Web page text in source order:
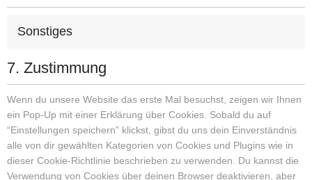
Sonstiges
7. Zustimmung
Wenn du unsere Website das erste Mal besuchst, zeigen wir Ihnen
ein Pop-Up mit einer Erklärung über Cookies. Sobald du auf
“Einstellungen speichern” klickst, gibst du uns dein Einverständnis
alle von dir gewählten Kategorien von Cookies und Plugins wie in
dieser Cookie-Richtlinie beschrieben zu verwenden. Du kannst die
Verwendung von Cookies über deinen Browser deaktivieren, aber